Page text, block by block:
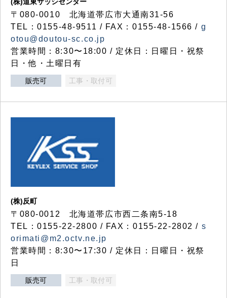
〒080-0010 北海道帯広市大通南31-56
TEL：0155-48-9511 / FAX：0155-48-1566 / g
otou@doutou-sc.co.jp
営業時間：8:30〜18:00 / 定休日：日曜日・祝祭
日・他・土曜日有
販売可 工事・取付可
(株)反町
〒080-0012 北海道帯広市西二条南5-18
TEL：0155-22-2800 / FAX：0155-22-2802 / s
orimati@m2.octv.ne.jp
営業時間：8:30〜17:30 / 定休日：日曜日・祝祭
日
販売可 工事・取付可